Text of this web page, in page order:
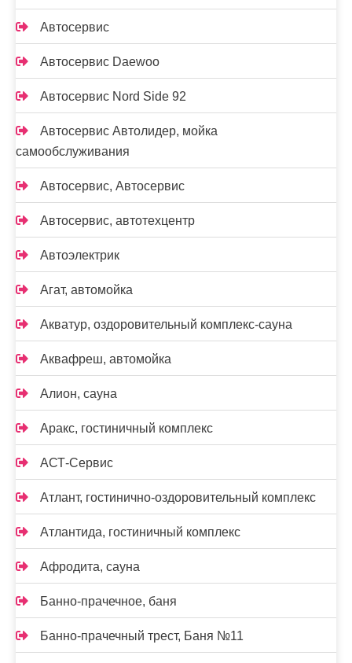
Автосервис
Автосервис Daewoo
Автосервис Nord Side 92
Автосервис Автолидер, мойка
самообслуживания
Автосервис, Автосервис
Автосервис, автотехцентр
Автоэлектрик
Агат, автомойка
Акватур, оздоровительный комплекс-сауна
Аквафреш, автомойка
Алион, сауна
Аракс, гостиничный комплекс
АСТ-Сервис
Атлант, гостинично-оздоровительный комплекс
Атлантида, гостиничный комплекс
Афродита, сауна
Банно-прачечное, баня
Банно-прачечный трест, Баня №11